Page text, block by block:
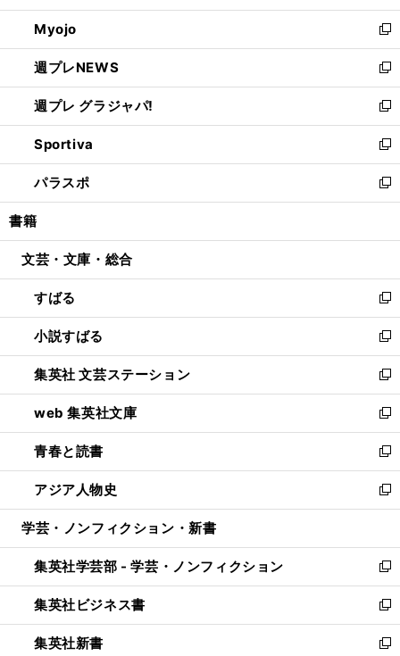
開
く
ウ
で
開
く
ン
ド
ウ
で
開
く
ウ
ィ
ン
ド
ウ
で
開
く
Myojo
新
し
い
ウ
ィ
ン
ド
ウ
で
開
週プレNEWS
新
し
い
ウ
ィ
ン
ド
ウ
開
週プレ グラジャパ!
新
し
い
ウ
ィ
ン
ウ
開
く
Sportiva
新
し
い
ウ
ン
ウ
で
開
く
パラスポ
新
し
ウ
ン
ド
ウ
で
開
く
書籍
文芸・文庫・総合
すばる
新
し
い
ウ
ィ
ン
ド
ウ
で
開
く
小説すばる
新
し
い
ウ
ィ
ン
ド
ウ
で
開
集英社 文芸ステーション
新
し
い
ウ
ィ
ン
ド
ウ
開
く
web 集英社文庫
新
し
い
ウ
ィ
ン
ウ
で
開
く
青春と読書
新
し
い
ウ
ン
ド
ウ
で
開
く
アジア人物史
新
し
ウ
ィ
ン
ド
ウ
で
学芸・ノンフィクション・新書
集英社学芸部 - 学芸・ノンフィクション
新
し
い
ウ
ィ
集英社ビジネス書
新
し
い
集英社新書
新